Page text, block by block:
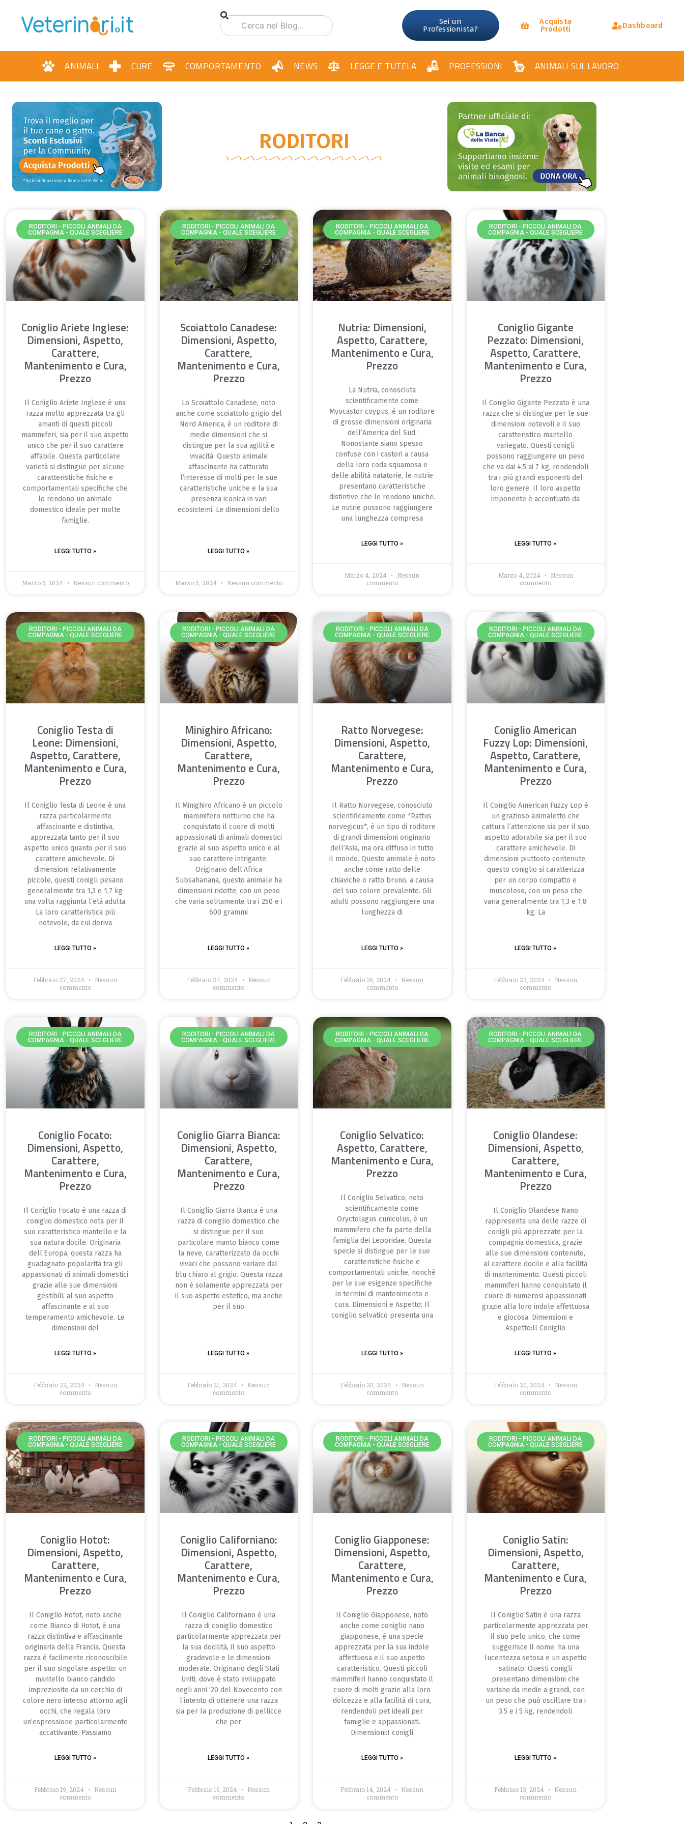
Sei un
Professionista?
Acquista
Prodotti
Dashboard
ANIMALI CURE COMPORTAMENTO NEWS LEGGE E TUTELA PROFESSIONI ANIMALI SUL LAVORO
RODITORI
RODITORI - PICCOLI ANIMALI DA
COMPAGNIA - QUALE SCEGLIERE
Coniglio Ariete Inglese:
Dimensioni, Aspetto,
Carattere,
Mantenimento e Cura,
Prezzo
Il Coniglio Ariete Inglese è una
razza molto apprezzata tra gli
amanti di questi piccoli
mammiferi, sia per il suo aspetto
unico che per il suo carattere
affabile. Questa particolare
varietà si distingue per alcune
caratteristiche fisiche e
comportamentali specifiche che
lo rendono un animale
domestico ideale per molte
famiglie.
LEGGI TUTTO »
Marzo 6, 2024 Nessun commento
RODITORI - PICCOLI ANIMALI DA
COMPAGNIA - QUALE SCEGLIERE
Scoiattolo Canadese:
Dimensioni, Aspetto,
Carattere,
Mantenimento e Cura,
Prezzo
Lo Scoiattolo Canadese, noto
anche come scoiattolo grigio del
Nord America, è un roditore di
medie dimensioni che si
distingue per la sua agilità e
vivacità. Questo animale
affascinante ha catturato
l’interesse di molti per le sue
caratteristiche uniche e la sua
presenza iconica in vari
ecosistemi. Le dimensioni dello
LEGGI TUTTO »
Marzo 5, 2024 Nessun commento
RODITORI - PICCOLI ANIMALI DA
COMPAGNIA - QUALE SCEGLIERE
Nutria: Dimensioni,
Aspetto, Carattere,
Mantenimento e Cura,
Prezzo
La Nutria, conosciuta
scientificamente come
Myocastor coypus, è un roditore
di grosse dimensioni originaria
dell’America del Sud.
Nonostante siano spesso
confuse con i castori a causa
della loro coda squamosa e
delle abilità natatorie, le nutrie
presentano caratteristiche
distintive che le rendono uniche.
Le nutrie possono raggiungere
una lunghezza compresa
LEGGI TUTTO »
Marzo 4, 2024
Nessun
commento
RODITORI - PICCOLI ANIMALI DA
COMPAGNIA - QUALE SCEGLIERE
Coniglio Gigante
Pezzato: Dimensioni,
Aspetto, Carattere,
Mantenimento e Cura,
Prezzo
Il Coniglio Gigante Pezzato è una
razza che si distingue per le sue
dimensioni notevoli e il suo
caratteristico mantello
variegato. Questi conigli
possono raggiungere un peso
che va dai 4,5 ai 7 kg, rendendoli
tra i più grandi esponenti del
loro genere. Il loro aspetto
imponente è accentuato da
LEGGI TUTTO »
Marzo 4, 2024
Nessun
commento
RODITORI - PICCOLI ANIMALI DA
COMPAGNIA - QUALE SCEGLIERE
Coniglio Testa di
Leone: Dimensioni,
Aspetto, Carattere,
Mantenimento e Cura,
Prezzo
Il Coniglio Testa di Leone è una
razza particolarmente
affascinante e distintiva,
apprezzata tanto per il suo
aspetto unico quanto per il suo
carattere amichevole. Di
dimensioni relativamente
piccole, questi conigli pesano
generalmente tra 1,3 e 1,7 kg
una volta raggiunta l’età adulta.
La loro caratteristica più
notevole, da cui deriva
LEGGI TUTTO »
Febbraio 27, 2024
Nessun
commento
RODITORI - PICCOLI ANIMALI DA
COMPAGNIA - QUALE SCEGLIERE
Minighiro Africano:
Dimensioni, Aspetto,
Carattere,
Mantenimento e Cura,
Prezzo
Il Minighiro Africano è un piccolo
mammifero notturno che ha
conquistato il cuore di molti
appassionati di animali domestici
grazie al suo aspetto unico e al
suo carattere intrigante.
Originario dell’Africa
Subsahariana, questo animale ha
dimensioni ridotte, con un peso
che varia solitamente tra i 250 e i
600 grammi
LEGGI TUTTO »
Febbraio 27, 2024
Nessun
commento
RODITORI - PICCOLI ANIMALI DA
COMPAGNIA - QUALE SCEGLIERE
Ratto Norvegese:
Dimensioni, Aspetto,
Carattere,
Mantenimento e Cura,
Prezzo
Il Ratto Norvegese, conosciuto
scientificamente come *Rattus
norvegicus*, è un tipo di roditore
di grandi dimensioni originario
dell’Asia, ma ora diffuso in tutto
il mondo. Questo animale è noto
anche come ratto delle
chiaviche o ratto bruno, a causa
del suo colore prevalente. Gli
adulti possono raggiungere una
lunghezza di
LEGGI TUTTO »
Febbraio 26, 2024
Nessun
commento
RODITORI - PICCOLI ANIMALI DA
COMPAGNIA - QUALE SCEGLIERE
Coniglio American
Fuzzy Lop: Dimensioni,
Aspetto, Carattere,
Mantenimento e Cura,
Prezzo
Il Coniglio American Fuzzy Lop è
un grazioso animaletto che
cattura l’attenzione sia per il suo
aspetto adorabile sia per il suo
carattere amichevole. Di
dimensioni piuttosto contenute,
questo coniglio si caratterizza
per un corpo compatto e
muscoloso, con un peso che
varia generalmente tra 1,3 e 1,8
kg. La
LEGGI TUTTO »
Febbraio 23, 2024
Nessun
commento
RODITORI - PICCOLI ANIMALI DA
COMPAGNIA - QUALE SCEGLIERE
Coniglio Focato:
Dimensioni, Aspetto,
Carattere,
Mantenimento e Cura,
Prezzo
Il Coniglio Focato è una razza di
coniglio domestico nota per il
suo caratteristico mantello e la
sua natura docile. Originaria
dell’Europa, questa razza ha
guadagnato popolarità tra gli
appassionati di animali domestici
grazie alle sue dimensioni
gestibili, al suo aspetto
affascinante e al suo
temperamento amichevole. Le
dimensioni del
LEGGI TUTTO »
Febbraio 22, 2024
Nessun
commento
RODITORI - PICCOLI ANIMALI DA
COMPAGNIA - QUALE SCEGLIERE
Coniglio Giarra Bianca:
Dimensioni, Aspetto,
Carattere,
Mantenimento e Cura,
Prezzo
Il Coniglio Giarra Bianca è una
razza di coniglio domestico che
si distingue per il suo
particolare manto bianco come
la neve, caratterizzato da occhi
vivaci che possono variare dal
blu chiaro al grigio. Questa razza
non è solamente apprezzata per
il suo aspetto estetico, ma anche
per il suo
LEGGI TUTTO »
Febbraio 21, 2024
Nessun
commento
RODITORI - PICCOLI ANIMALI DA
COMPAGNIA - QUALE SCEGLIERE
Coniglio Selvatico:
Aspetto, Carattere,
Mantenimento e Cura,
Prezzo
Il Coniglio Selvatico, noto
scientificamente come
Oryctolagus cuniculus, è un
mammifero che fa parte della
famiglia dei Leporidae. Questa
specie si distingue per le sue
caratteristiche fisiche e
comportamentali uniche, nonché
per le sue esigenze specifiche
in termini di mantenimento e
cura. Dimensioni e Aspetto: Il
coniglio selvatico presenta una
LEGGI TUTTO »
Febbraio 20, 2024
Nessun
commento
RODITORI - PICCOLI ANIMALI DA
COMPAGNIA - QUALE SCEGLIERE
Coniglio Olandese:
Dimensioni, Aspetto,
Carattere,
Mantenimento e Cura,
Prezzo
Il Coniglio Olandese Nano
rappresenta una delle razze di
conigli più apprezzate per la
compagnia domestica, grazie
alle sue dimensioni contenute,
al carattere docile e alla facilità
di mantenimento. Questi piccoli
mammiferi hanno conquistato il
cuore di numerosi appassionati
grazie alla loro indole affettuosa
e giocosa. Dimensioni e
Aspetto:Il Coniglio
LEGGI TUTTO »
Febbraio 20, 2024
Nessun
commento
RODITORI - PICCOLI ANIMALI DA
COMPAGNIA - QUALE SCEGLIERE
Coniglio Hotot:
Dimensioni, Aspetto,
Carattere,
Mantenimento e Cura,
Prezzo
Il Coniglio Hotot, noto anche
come Bianco di Hotot, è una
razza distintiva e affascinante
originaria della Francia. Questa
razza è facilmente riconoscibile
per il suo singolare aspetto: un
mantello bianco candido
impreziosito da un cerchio di
colore nero intenso attorno agli
occhi, che regala loro
un’espressione particolarmente
accattivante. Passiamo
LEGGI TUTTO »
Febbraio 19, 2024
Nessun
commento
RODITORI - PICCOLI ANIMALI DA
COMPAGNIA - QUALE SCEGLIERE
Coniglio Californiano:
Dimensioni, Aspetto,
Carattere,
Mantenimento e Cura,
Prezzo
Il Coniglio Californiano è una
razza di coniglio domestico
particolarmente apprezzata per
la sua docilità, il suo aspetto
gradevole e le dimensioni
moderate. Originario degli Stati
Uniti, dove è stato sviluppato
negli anni ’20 del Novecento con
l’intento di ottenere una razza
sia per la produzione di pellicce
che per
LEGGI TUTTO »
Febbraio 16, 2024
Nessun
commento
RODITORI - PICCOLI ANIMALI DA
COMPAGNIA - QUALE SCEGLIERE
Coniglio Giapponese:
Dimensioni, Aspetto,
Carattere,
Mantenimento e Cura,
Prezzo
Il Coniglio Giapponese, noto
anche come coniglio nano
giapponese, è una specie
apprezzata per la sua indole
affettuosa e il suo aspetto
caratteristico. Questi piccoli
mammiferi hanno conquistato il
cuore di molti grazie alla loro
dolcezza e alla facilità di cura,
rendendoli pet ideali per
famiglie e appassionati.
Dimensioni:I conigli
LEGGI TUTTO »
Febbraio 14, 2024
Nessun
commento
RODITORI - PICCOLI ANIMALI DA
COMPAGNIA - QUALE SCEGLIERE
Coniglio Satin:
Dimensioni, Aspetto,
Carattere,
Mantenimento e Cura,
Prezzo
Il Coniglio Satin è una razza
particolarmente apprezzata per
il suo pelo unico, che come
suggerisce il nome, ha una
lucentezza setosa e un aspetto
satinato. Questi conigli
presentano dimensioni che
variano da medie a grandi, con
un peso che può oscillare tra i
3.5 e i 5 kg, rendendoli
LEGGI TUTTO »
Febbraio 13, 2024
Nessun
commento